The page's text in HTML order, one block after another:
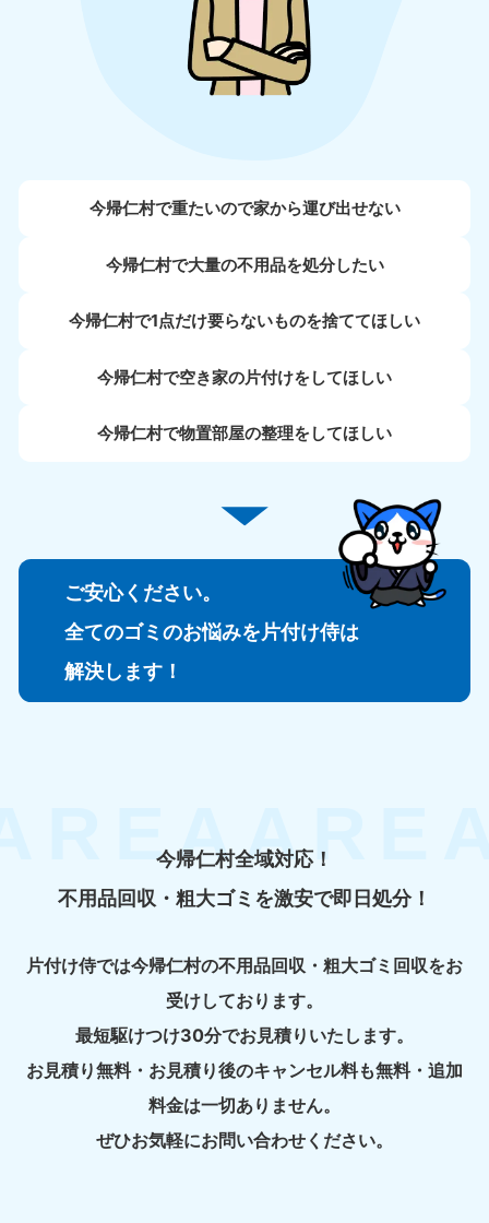
今帰仁村で重たいので家から運び出せない
今帰仁村で大量の不用品を処分したい
今帰仁村で1点だけ要らないものを捨ててほしい
今帰仁村で空き家の片付けをしてほしい
今帰仁村で物置部屋の整理をしてほしい
ご安心ください。
全てのゴミのお悩みを片付け侍は
解決します！
今帰仁村全域対応！
不用品回収・粗大ゴミを激安で即日処分！
片付け侍では今帰仁村の不用品回収・粗大ゴミ回収をお
受けしております。
最短駆けつけ30分でお見積りいたします。
お見積り無料・お見積り後のキャンセル料も無料・追加
料金は一切ありません。
ぜひお気軽にお問い合わせください。